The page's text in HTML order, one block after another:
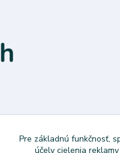
Pre základnú funkčnosť,
účely cielenia